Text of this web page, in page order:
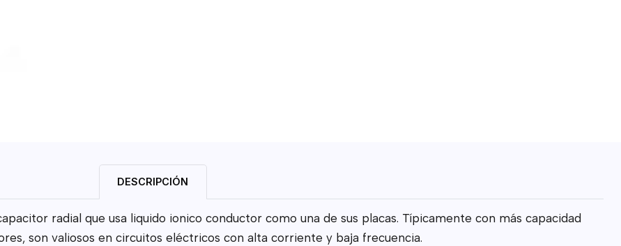
DESCRIPCIÓN
radial que usa liquido ionico conductor como una de sus placas. Típicamente con más capacidad
son valiosos en circuitos eléctricos con alta corriente y baja frecuencia.